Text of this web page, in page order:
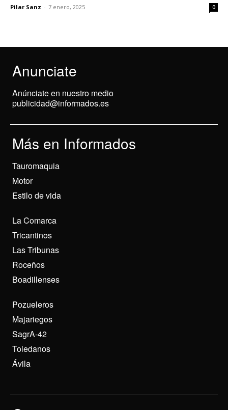
Pilar Sanz - 7 enero, 2025 0
Anunciate
Anúnciate en nuestro medio
publicidad@informados.es
Más en Informados
Tauromaquia
Motor
Estilo de vida
La Comarca
Tricantinos
Las Tribunas
Roceños
Boadillenses
Pozueleros
Majariegos
SagrA-42
Toledanos
Ávila